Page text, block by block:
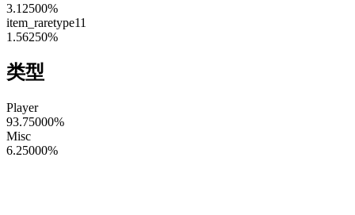
3.12500%
item_raretype11
1.56250%
类型
Player
93.75000%
Misc
6.25000%